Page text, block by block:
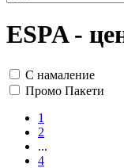
ESPA -
С намаление
Промо Пакети
1
2
...
4